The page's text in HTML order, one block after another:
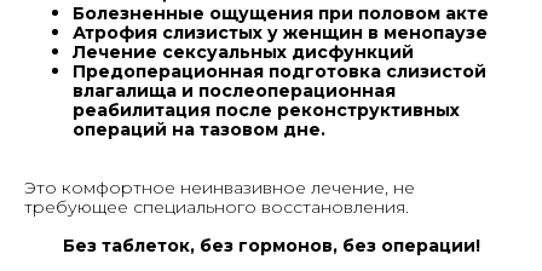
Болезненные ощущения при половом акте
Атрофия слизистых у женщин в менопаузе
Лечение сексуальных дисфункций
Предоперационная подготовка слизистой
влагалища и послеоперационная
реабилитация после реконструктивных
операций на тазовом дне.
Это комфортное неинвазивное лечение, не
требующее специального восстановления.
Без таблеток, без гормонов, без операции!